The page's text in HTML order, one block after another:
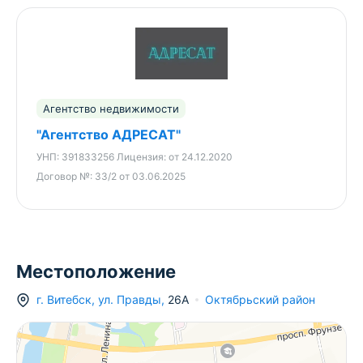
Отличное транспортное сообщение.
транспорта, магазины, школа, детский сад.
Договор №33/2 от 03.06.2025.
391833256. Лицензия № 02240/403 от 24.12.2020
на право осуществления деятельности по
оказанию юридических услуг – риэлтерские
услуги.
Агентство недвижимости
"Агентство АДРЕСАТ"
УНП: 391833256 Лицензия: от 24.12.2020
Договор №: 33/2 от 03.06.2025
Местоположение
г. Витебск, ул. Правды, 26А Октябрьский район